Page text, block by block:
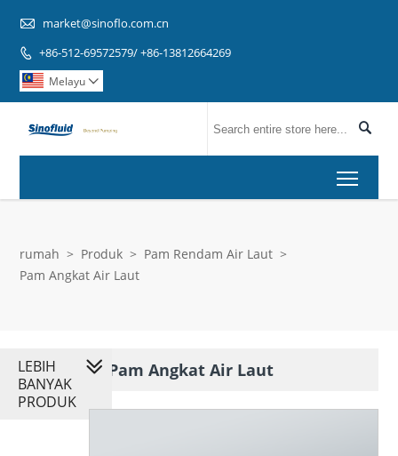
 market@sinoflo.com.cn
 +86-512-69572579/ +86-13812664269
Melayu 

rumah > Produk > Pam Rendam Air Laut >
Pam Angkat Air Laut
Pam Angkat Air Laut
LEBIH
BANYAK
PRODUK